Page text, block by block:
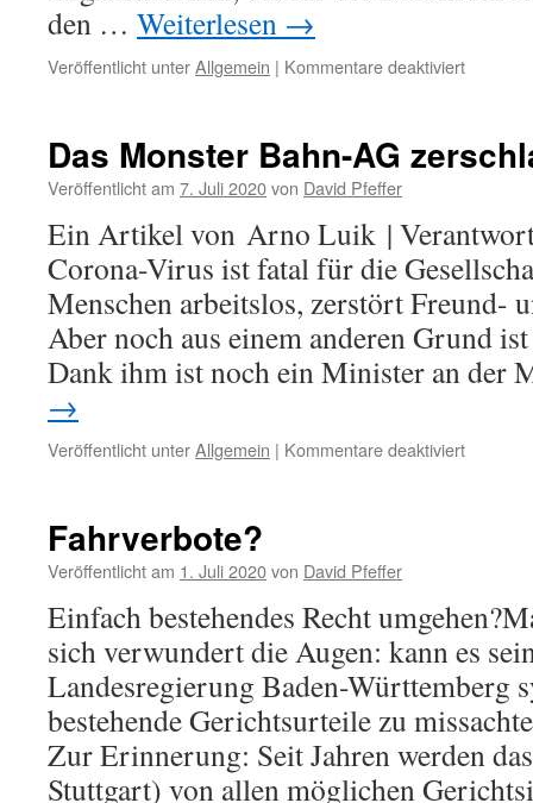
den … Weiterlesen →
Veröffentlicht unterAllgemein | Kommentare deaktiviertfür
Das Monster Bahn-AG
Veröffentlicht am 7. Juli 2020von David Pfeffer
Ein Artikel von Arno Luik |
Corona-Virus ist fatal für die
Menschen arbeitslos, zerstört Freund-
Aber noch aus einem anderen Grund
Dank ihm ist noch ein Minister an
→
Veröffentlicht unterAllgemein | Kommentare deaktiviertfür
Fahrverbote?
Veröffentlicht am 1. Juli 2020von David Pfeffer
Einfach bestehendes Recht
sich verwundert die Augen: kann es
Landesregierung Baden-Württemberg
bestehende Gerichtsurteile zu
Zur Erinnerung: Seit Jahren werden
Stuttgart) von allen möglichen